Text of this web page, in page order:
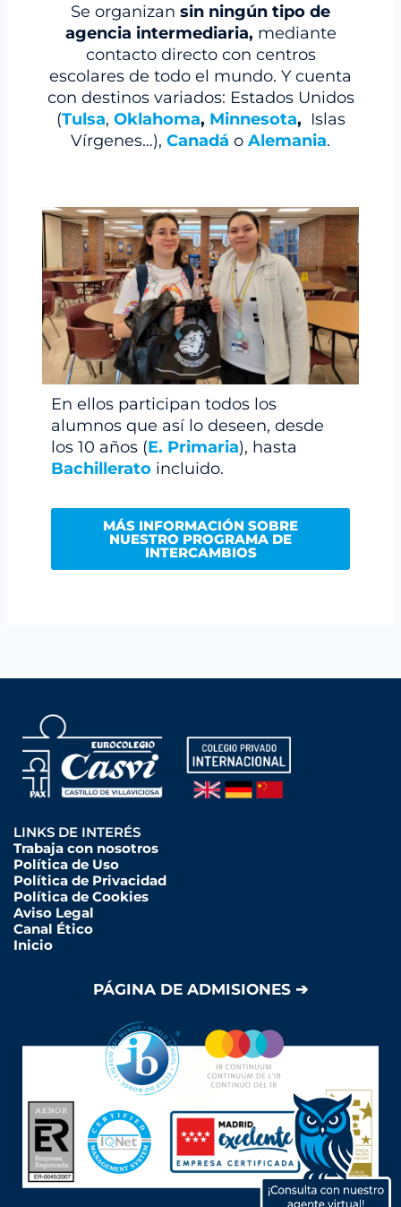
Se organizan sin ningún tipo de
agencia intermediaria, mediante
contacto directo con centros
escolares de todo el mundo. Y cuenta
con destinos variados: Estados Unidos
(Tulsa, Oklahoma, Minnesota, Islas
Vírgenes…), Canadá o Alemania.
En ellos participan todos los
alumnos que así lo deseen, desde
los 10 años (E. Primaria), hasta
Bachillerato incluido.
MÁS INFORMACIÓN SOBRE
NUESTRO PROGRAMA DE
INTERCAMBIOS
LINKS DE INTERÉS
Trabaja con nosotros
Política de Uso
Política de Privacidad
Política de Cookies
Aviso Legal
Canal Ético
Inicio
PÁGINA DE ADMISIONES ➔